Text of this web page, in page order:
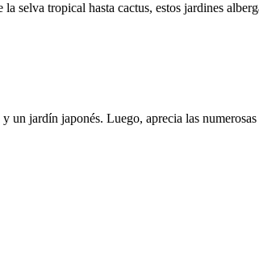
selva tropical hasta cactus, estos jardines
jardín japonés. Luego, aprecia las numerosas